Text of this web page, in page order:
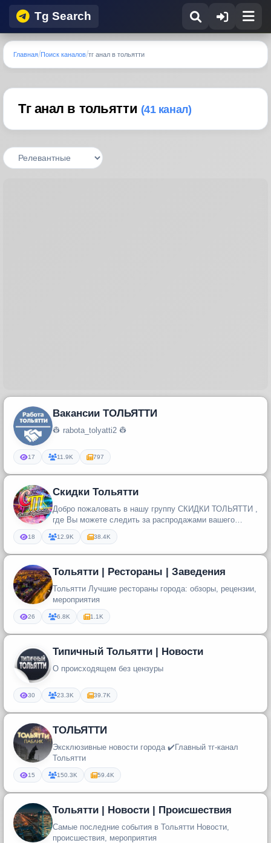
Tg Search
Главная Поиск каналов тг анал в тольятти
Тг анал в тольятти (41 канал)
Вакансии ТОЛЬЯТТИ
👷 rabota_tolyatti2 👷
17 11.9K 797
Скидки Тольятти
Добро пожаловать в нашу группу СКИДКИ ТОЛЬЯТТИ ,
где Вы можете следить за распродажами вашего
города!!!
18 12.9K 38.4K
Тольятти | Рестораны | Заведения
Тольятти Лучшие рестораны города: обзоры, рецензии,
мероприятия
26 6.8K 1.1K
Типичный Тольятти | Новости
О происходящем без цензуры
30 23.3K 39.7K
ТОЛЬЯТТИ
Эксклюзивные новости города ✔️Главный тг-канал
Тольятти
15 150.3K 59.4K
Тольятти | Новости | Происшествия
Самые последние события в Тольятти Новости,
происшествия, мероприятия